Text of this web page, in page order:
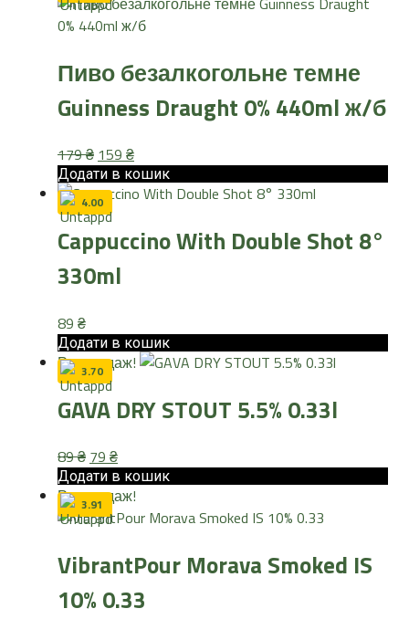
Пиво безалкогольне темне
Guinness Draught 0% 440ml ж/б
179₴ Оригінальна
ціна:
179 ₴.
159 ₴Поточна
ціна:
159 ₴.
Додати в кошик
4.00
Cappuccino With Double Shot 8°
330ml
89 ₴
Додати в кошик
Розпродаж!
3.70
GAVA DRY STOUT 5.5% 0.33l
89₴ Оригінальна
ціна:
89 ₴.
79 ₴Поточна
ціна:
79 ₴.
Додати в кошик
Розпродаж!
3.91
VibrantPour Morava Smoked IS
10% 0.33